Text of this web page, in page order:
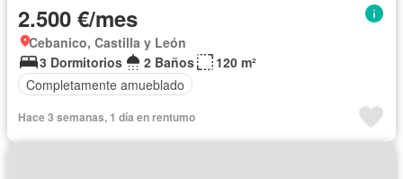
2.500 €/mes
Cebanico, Castilla y León
3 Dormitorios
2 Baños
120 m²
Completamente amueblado
Hace 3 semanas, 1 día en rentumo